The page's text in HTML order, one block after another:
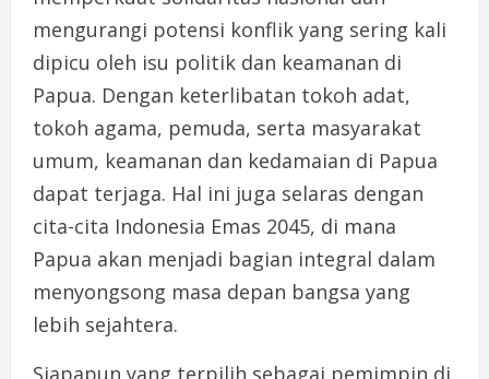
mengurangi potensi konflik yang sering kali
dipicu oleh isu politik dan keamanan di
Papua. Dengan keterlibatan tokoh adat,
tokoh agama, pemuda, serta masyarakat
umum, keamanan dan kedamaian di Papua
dapat terjaga. Hal ini juga selaras dengan
cita-cita Indonesia Emas 2045, di mana
Papua akan menjadi bagian integral dalam
menyongsong masa depan bangsa yang
lebih sejahtera.
Siapapun yang terpilih sebagai pemimpin di